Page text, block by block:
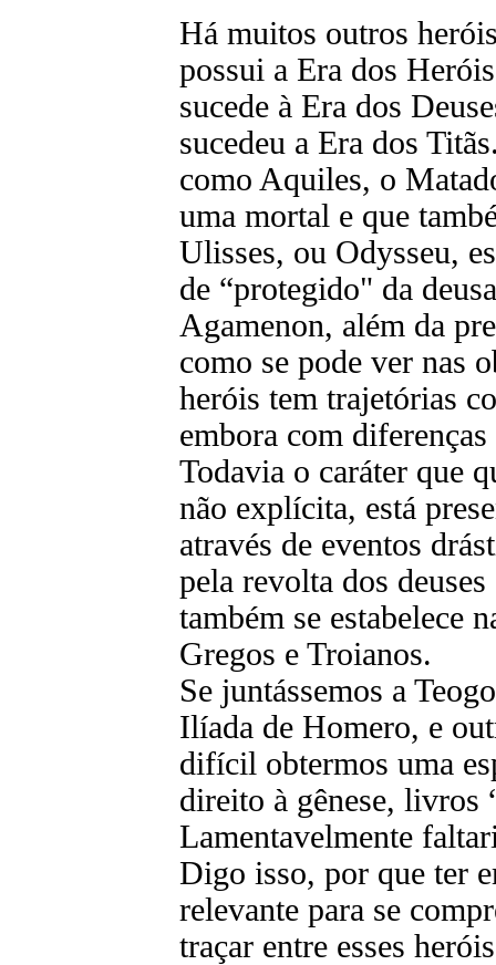
Há muitos outros
possui a Era dos
sucede à Era dos
sucedeu a Era dos
como Aquiles, o
uma mortal e que
Ulisses, ou Odysseu,
de “protegido" da
Agamenon, além da
como se pode ver nas
heróis tem trajetórias
embora com
Todavia o caráter que
não explícita, está
através de eventos
pela revolta dos
também se estabelece
Gregos e Troianos.
Se juntássemos a
Ilíada de Homero, e
difícil obtermos uma
direito à gênese, livros
Lamentavelmente
Digo isso, por que ter
relevante para se
traçar entre esses